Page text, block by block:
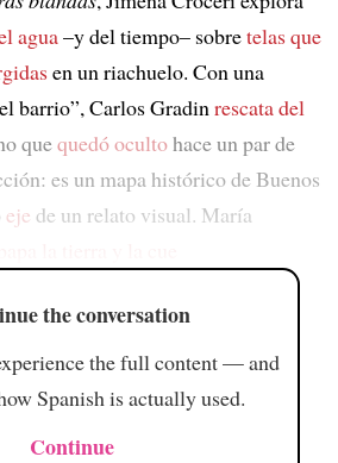
agua–y del tiempo– sobretelas que
en un riachuelo. Con una
barrio”, Carlos Gradinrescata del
quequedó ocultohace un par de
es un mapa histórico de Buenos
eje de un relato visual. María
the conversation
the full content — and
Spanish is actually used.
Continue